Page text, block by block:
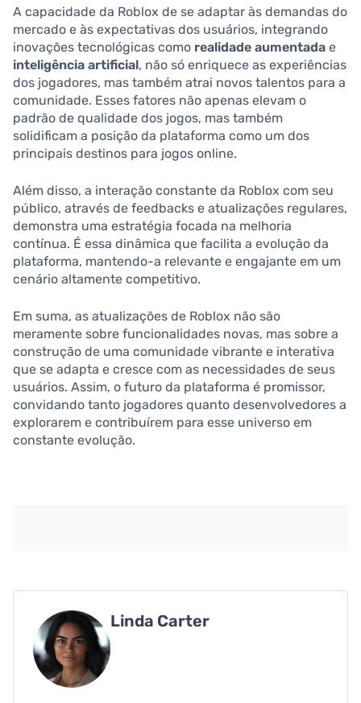
A capacidade da Roblox de se adaptar às demandas do
mercado e às expectativas dos usuários, integrando
inovações tecnológicas como realidade aumentada e
inteligência artificial, não só enriquece as experiências
dos jogadores, mas também atrai novos talentos para a
comunidade. Esses fatores não apenas elevam o
padrão de qualidade dos jogos, mas também
solidificam a posição da plataforma como um dos
principais destinos para jogos online.
Além disso, a interação constante da Roblox com seu
público, através de feedbacks e atualizações regulares,
demonstra uma estratégia focada na melhoria
contínua. É essa dinâmica que facilita a evolução da
plataforma, mantendo-a relevante e engajante em um
cenário altamente competitivo.
Em suma, as atualizações de Roblox não são
meramente sobre funcionalidades novas, mas sobre a
construção de uma comunidade vibrante e interativa
que se adapta e cresce com as necessidades de seus
usuários. Assim, o futuro da plataforma é promissor,
convidando tanto jogadores quanto desenvolvedores a
explorarem e contribuírem para esse universo em
constante evolução.
Linda Carter